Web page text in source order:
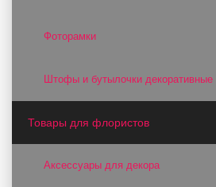
Фоторамки
Штофы и бутылочки декоративные
Товары для флористов
Аксессуары для декора